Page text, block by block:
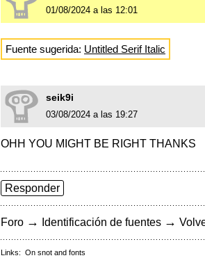
01/08/2024 a las 12:01
Fuente sugerida: Untitled Serif Italic
seik9i
03/08/2024 a las 19:27
OHH YOU MIGHT BE RIGHT THANKS
Responder
Foro → Identificación de fuentes →
Links: On snot and fonts